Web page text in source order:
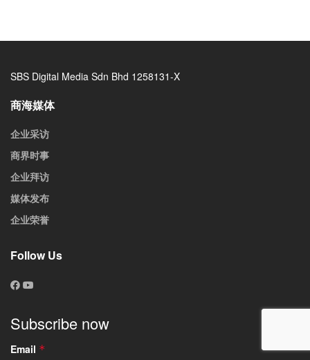
SBS Digital Media Sdn Bhd 1258131-X
商海媒体
企业采访
商界时事
企业拜访
媒体发布
企业荣誉
Follow Us
Subscribe now
Email *